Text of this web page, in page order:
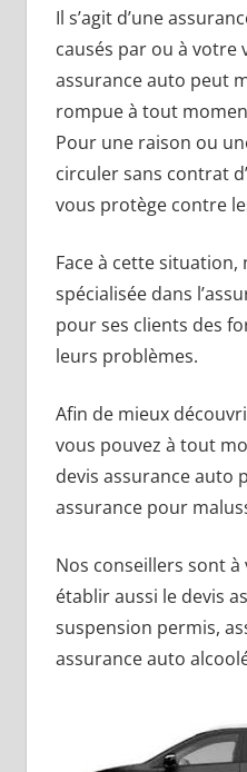
Il s’agit d’une
causés par ou à votre
assurance auto peut
rompue à tout
Pour une raison ou
circuler sans contrat
vous protège contre
Face à cette
spécialisée dans
pour ses clients des
leurs problèmes.
Afin de mieux
vous pouvez à tout
devis assurance auto
assurance pour
Nos conseillers sont
établir aussi le devis
suspension permis,
assurance auto